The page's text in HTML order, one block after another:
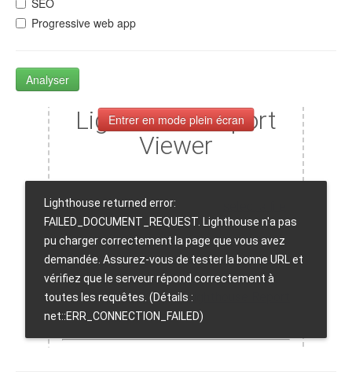
SEO
Progressive web app
Analyser
Entrer en mode plein écran